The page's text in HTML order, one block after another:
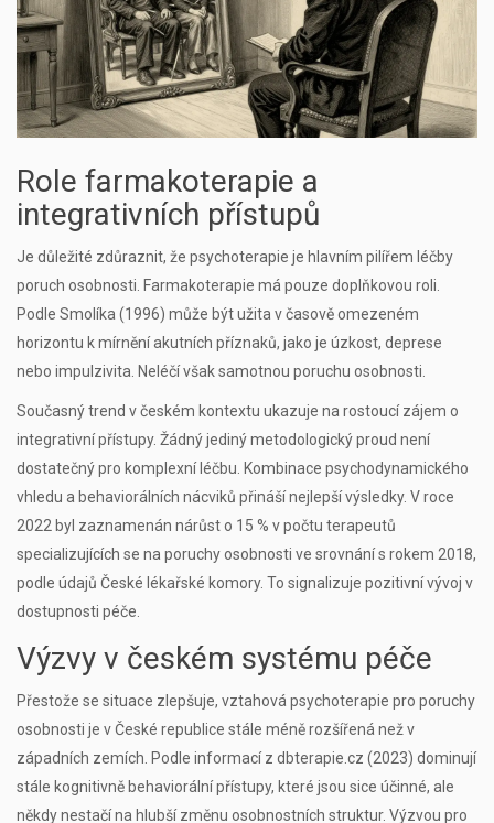
Role farmakoterapie a
integrativních přístupů
Je důležité zdůraznit, že psychoterapie je hlavním pilířem léčby
poruch osobnosti. Farmakoterapie má pouze doplňkovou roli.
Podle Smolíka (1996) může být užita v časově omezeném
horizontu k mírnění akutních příznaků, jako je úzkost, deprese
nebo impulzivita. Neléčí však samotnou poruchu osobnosti.
Současný trend v českém kontextu ukazuje na rostoucí zájem o
integrativní přístupy. Žádný jediný metodologický proud není
dostatečný pro komplexní léčbu. Kombinace psychodynamického
vhledu a behaviorálních nácviků přináší nejlepší výsledky. V roce
2022 byl zaznamenán nárůst o 15 % v počtu terapeutů
specializujících se na poruchy osobnosti ve srovnání s rokem 2018,
podle údajů České lékařské komory. To signalizuje pozitivní vývoj v
dostupnosti péče.
Výzvy v českém systému péče
Přestože se situace zlepšuje, vztahová psychoterapie pro poruchy
osobnosti je v České republice stále méně rozšířená než v
západních zemích. Podle informací z dbterapie.cz (2023) dominují
stále kognitivně behaviorální přístupy, které jsou sice účinné, ale
někdy nestačí na hlubší změnu osobnostních struktur. Výzvou pro